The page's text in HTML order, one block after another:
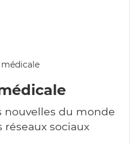
nouvelles du monde
réseaux sociaux